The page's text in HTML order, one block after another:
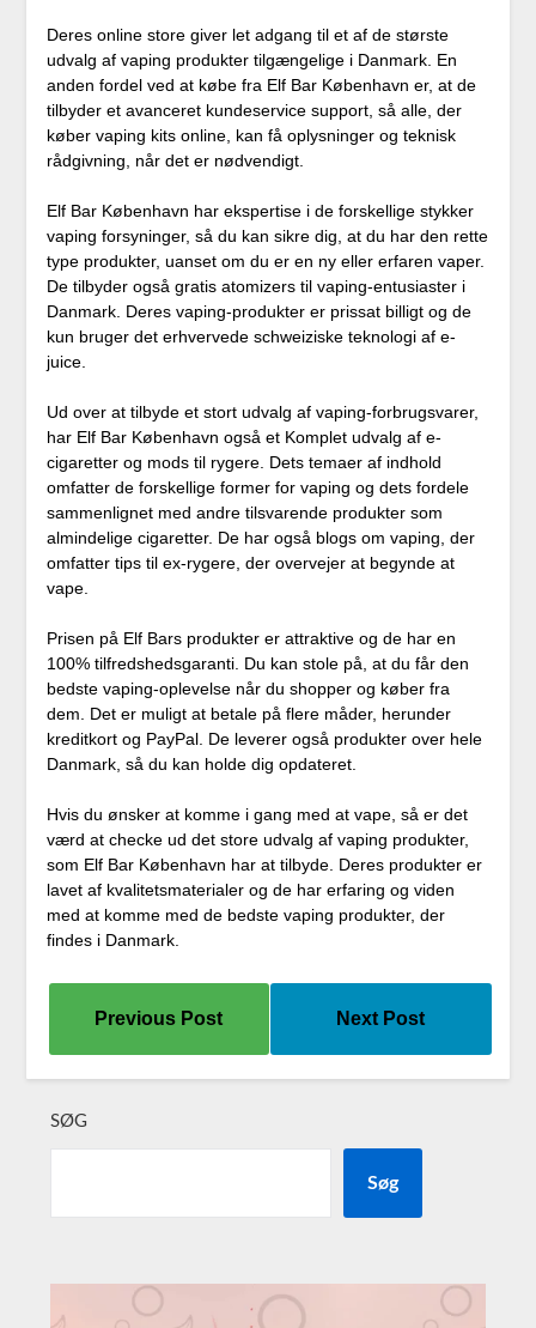
Deres online store giver let adgang til et af de største
udvalg af vaping produkter tilgængelige i Danmark. En
anden fordel ved at købe fra Elf Bar København er, at de
tilbyder et avanceret kundeservice support, så alle, der
køber vaping kits online, kan få oplysninger og teknisk
rådgivning, når det er nødvendigt.
Elf Bar København har ekspertise i de forskellige stykker
vaping forsyninger, så du kan sikre dig, at du har den rette
type produkter, uanset om du er en ny eller erfaren vaper.
De tilbyder også gratis atomizers til vaping-entusiaster i
Danmark. Deres vaping-produkter er prissat billigt og de
kun bruger det erhvervede schweiziske teknologi af e-
juice.
Ud over at tilbyde et stort udvalg af vaping-forbrugsvarer,
har Elf Bar København også et Komplet udvalg af e-
cigaretter og mods til rygere. Dets temaer af indhold
omfatter de forskellige former for vaping og dets fordele
sammenlignet med andre tilsvarende produkter som
almindelige cigaretter. De har også blogs om vaping, der
omfatter tips til ex-rygere, der overvejer at begynde at
vape.
Prisen på Elf Bars produkter er attraktive og de har en
100% tilfredshedsgaranti. Du kan stole på, at du får den
bedste vaping-oplevelse når du shopper og køber fra
dem. Det er muligt at betale på flere måder, herunder
kreditkort og PayPal. De leverer også produkter over hele
Danmark, så du kan holde dig opdateret.
Hvis du ønsker at komme i gang med at vape, så er det
værd at checke ud det store udvalg af vaping produkter,
som Elf Bar København har at tilbyde. Deres produkter er
lavet af kvalitetsmaterialer og de har erfaring og viden
med at komme med de bedste vaping produkter, der
findes i Danmark.
Previous Post Next Post
SØG
Søg